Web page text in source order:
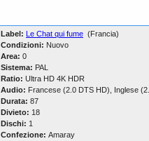
Label: Le Chat qui fume (Francia)
Condizioni: Nuovo
Area: 0
Sistema: PAL
Ratio: Ultra HD 4K HDR
Audio: Francese (2.0 DTS HD), Inglese
Durata: 87
Divieto: 18
Dischi: 1
Confezione: Amaray